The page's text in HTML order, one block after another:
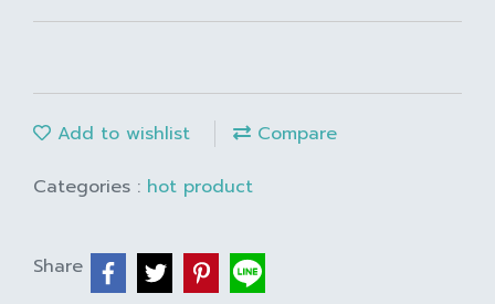
Add to wishlist
Compare
Categories : hot product
Share